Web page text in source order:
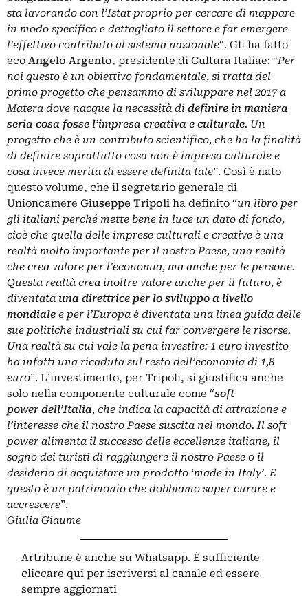
sta lavorando con l’Istat proprio per cercare di mappare
in modo specifico e dettagliato il settore e far emergere
l’effettivo contributo al sistema nazionale“. Gli ha fatto
eco Angelo Argento, presidente di Cultura Italiae: “Per
noi questo è un obiettivo fondamentale, si tratta del
primo progetto che pensammo di sviluppare nel 2017 a
Matera dove nacque la necessità di definire in maniera
seria cosa fosse l’impresa creativa e culturale. Un
progetto che è un contributo scientifico, che ha la finalità
di definire soprattutto cosa non è impresa culturale e
cosa invece merita di essere definita tale”. Così è nato
questo volume, che il segretario generale di
Unioncamere Giuseppe Tripoli ha definito “un libro per
gli italiani perché mette bene in luce un dato di fondo,
cioè che quella delle imprese culturali e creative è una
realtà molto importante per il nostro Paese, una realtà
che crea valore per l’economia, ma anche per le persone.
Questa realtà crea inoltre valore anche per il futuro, è
diventata una direttrice per lo sviluppo a livello
mondiale e per l’Europa è diventata una linea guida delle
sue politiche industriali su cui far convergere le risorse.
Una realtà su cui vale la pena investire: 1 euro investito
ha infatti una ricaduta sul resto dell’economia di 1,8
euro”. L’investimento, per Tripoli, si giustifica anche
solo nella componente culturale come “soft
power dell’Italia, che indica la capacità di attrazione e
l’interesse che il nostro Paese suscita nel mondo. Il soft
power alimenta il successo delle eccellenze italiane, il
sogno dei turisti di raggiungere il nostro Paese o il
desiderio di acquistare un prodotto ‘made in Italy’. E
questo è un patrimonio che dobbiamo saper curare e
accrescere”.
Giulia Giaume
Artribune è anche su Whatsapp. È sufficiente
cliccare qui per iscriversi al canale ed essere
sempre aggiornati